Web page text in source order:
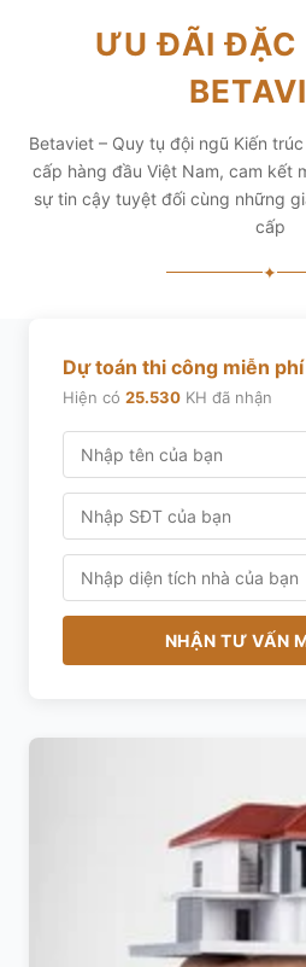
ƯU ĐÃI ĐẶC
Betaviet – Quy tụ đội ngũ Kiến
cấp hàng đầu Việt Nam, cam kết
sự tin cậy tuyệt đối cùng những
cấp
✦
Dự toán thi công miễn phí
Hiện có 25.530 KH đã nhận
NHẬN TƯ VẤN